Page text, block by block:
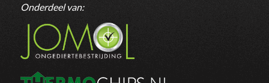
Onderdeel van: